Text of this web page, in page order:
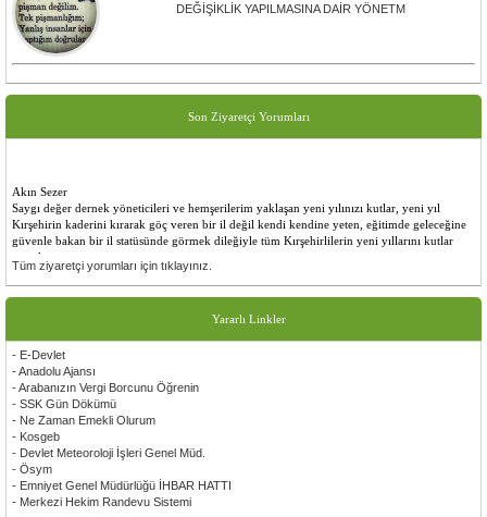
DEĞİŞİKLİK YAPILMASINA DAİR YÖNETM
Son Ziyaretçi Yorumları
Akın Sezer
Saygı değer dernek yöneticileri ve hemşerilerim yaklaşan yeni yılınızı kutlar, yeni yıl
Kırşehirin kaderini kırarak göç veren bir il değil kendi kendine yeten, eğitimde geleceğine
güvenle bakan bir il statüsünde görmek dileğiyle tüm Kırşehirlilerin yeni yıllarını kutlar
saygılar sunarım
Ersoy Gezer
Sayın başkanım ve değerli üyeler çalışmalarınızda başarılar dilerim bir kırşehirli sanatçınız
olarak yanınızda oldugumu belirtir tüm kırşehirli hemşerilerime sevgi ve saygılar sunarım
Siteniz çok güzel olmuş emeği geçen herkese çok teşekkür ederim.
Tüm ziyaretçi yorumları için tıklayınız.
Yararlı Linkler
- E-Devlet
- Anadolu Ajansı
- Arabanızın Vergi Borcunu Öğrenin
- SSK Gün Dökümü
- Ne Zaman Emekli Olurum
- Kosgeb
- Devlet Meteoroloji İşleri Genel Müd.
- Ösym
- Emniyet Genel Müdürlüğü İHBAR HATTI
- Merkezi Hekim Randevu Sistemi